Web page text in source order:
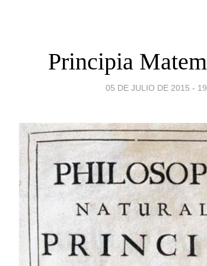
Principia
05 DE JULIO DE 2015 -